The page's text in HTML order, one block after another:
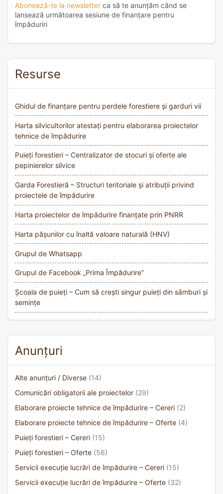
Abonează-te la newsletter ca să te anunțăm când se
lansează următoarea sesiune de finanțare pentru
împăduriri
Resurse
Ghidul de finanțare pentru perdele forestiere și garduri vii
Harta silvicultorilor atestați pentru elaborarea proiectelor
tehnice de împădurire
Puieți forestieri – Centralizator de stocuri și oferte ale
pepinierelor silvice
Garda Forestieră – Structuri teritoriale și atribuții privind
proiectele de împădurire
Harta proiectelor de împădurire finanțate prin PNRR
Harta pășunilor cu înaltă valoare naturală (HNV)
Grupul de Whatsapp
Grupul de Facebook „Prima Împădurire”
Școala de puieți – Cum să crești singur puieți din sâmburi și
semințe
Anunțuri
Alte anunțuri / Diverse (14)
Comunicări obligatorii ale proiectelor (29)
Elaborare proiecte tehnice de împădurire – Cereri (2)
Elaborare proiecte tehnice de împădurire – Oferte (4)
Puieți forestieri – Cereri (15)
Puieți forestieri – Oferte (56)
Servicii execuție lucrări de împădurire – Cereri (15)
Servicii execuție lucrări de împădurire – Oferte (32)